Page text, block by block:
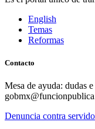
English
Temas
Reformas
Contacto
Mesa de ayuda: dudas
Denuncia contra